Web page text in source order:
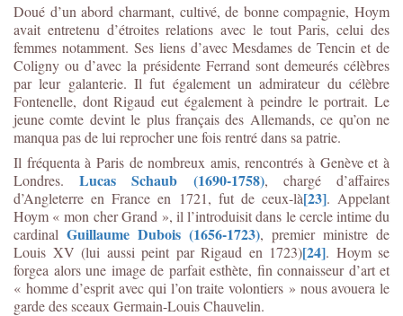
Doué d’un abord charmant, cultivé, de bonne compagnie, Hoym
avait entretenu d’étroites relations avec le tout Paris, celui des
femmes notamment. Ses liens d’avec Mesdames de Tencin et de
Coligny ou d’avec la présidente Ferrand sont demeurés célèbres
par leur galanterie. Il fut également un admirateur du célèbre
Fontenelle, dont Rigaud eut également à peindre le portrait. Le
jeune comte devint le plus français des Allemands, ce qu’on ne
manqua pas de lui reprocher une fois rentré dans sa patrie.
Il fréquenta à Paris de nombreux amis, rencontrés à Genève et à
Londres.Lucas Schaub (1690-1758), chargé d’affaires
d’Angleterre en France en 1721, fut de ceux-là[23]. Appelant
Hoym « mon cher Grand », il l’introduisit dans le cercle intime du
cardinal Guillaume Dubois (1656-1723), premier ministre de
Louis XV (lui aussi peint par Rigaud en 1723)[24]. Hoym se
forgea alors une image de parfait esthète, fin connaisseur d’art et
« homme d’esprit avec qui l’on traite volontiers » nous avouera le
garde des sceaux Germain-Louis Chauvelin.